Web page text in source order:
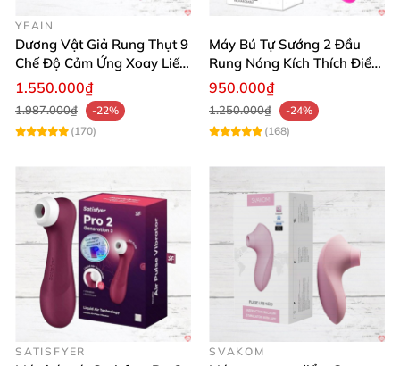
YEAIN
Dương Vật Giả Rung Thụt 9
Chế Độ Cảm Ứng Xoay Liếm
Toả Nhiệt Cao Cấp
1.550.000₫
1.987.000₫
-22%
(170)
Máy Bú Tự Sướng 2 Đầu
Rung Nóng Kích Thích Điểm
G Sung Sướng
950.000₫
1.250.000₫
-24%
(168)
SATISFYER SVAKOM